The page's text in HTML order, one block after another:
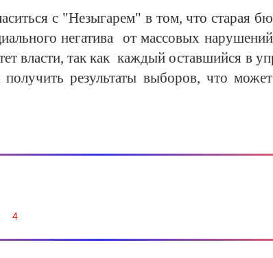
с "Незыгарем" в том, что старая
негатива от массовых
власти, так как каждый оставшийся в
получить результаты выборов, что
4